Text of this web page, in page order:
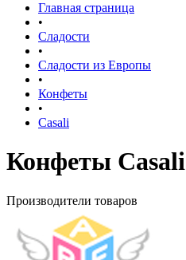
Главная страница
•
Сладости
•
Сладости из Европы
•
Конфеты
•
Casali
Конфеты Casali
Производители товаров